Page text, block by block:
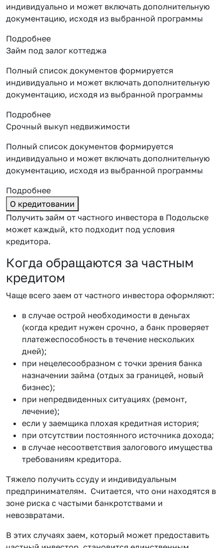
индивидуально и может включать дополнительную
документацию, исходя из выбранной программы
Подробнее
Займ под залог коттеджа
Полный список документов формируется
индивидуально и может включать дополнительную
документацию, исходя из выбранной программы
Подробнее
Срочный выкуп недвижимости
Полный список документов формируется
индивидуально и может включать дополнительную
документацию, исходя из выбранной программы
Подробнее
О кредитовании
Получить займ от частного инвестора в Подольске
может каждый, кто подходит под условия
кредитора.
Когда обращаются за частным
кредитом
Чаще всего заем от частного инвестора оформляют:
в случае острой необходимости в деньгах
(когда кредит нужен срочно, а банк проверяет
платежеспособность в течение нескольких
дней);
при нецелесообразном с точки зрения банка
назначении займа (отдых за границей, новый
бизнес);
при непредвиденных ситуациях (ремонт,
лечение);
если у заемщика плохая кредитная история;
при отсутствии постоянного источника дохода;
в случае несоответствия залогового имущества
требованиям кредитора.
Тяжело получить ссуду и индивидуальным
предпринимателям. Считается, что они находятся в
зоне риска с частыми банкротствами и
невозвратами.
В этих случаях заем, который может предоставить